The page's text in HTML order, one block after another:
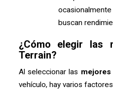
buscan
¿Cómo elegir las
Terrain?
Al seleccionar las mejores
vehículo, hay varios